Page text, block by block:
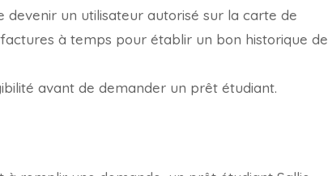
un utilisateur autorisé sur la carte de
à temps pour établir un bon historique de
avant de demander un prêt étudiant.